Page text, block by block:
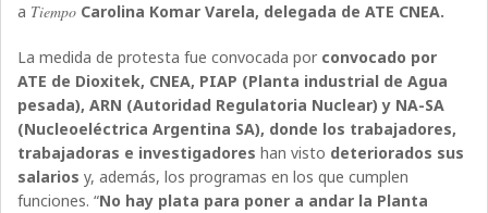
a Tiempo Carolina Komar Varela, delegada de ATE CNEA.
La medida de protesta fue convocada por convocado por
ATE de Dioxitek, CNEA, PIAP (Planta industrial de Agua
pesada), ARN (Autoridad Regulatoria Nuclear) y NA-SA
(Nucleoeléctrica Argentina SA), donde los trabajadores,
trabajadoras e investigadoreshan visto deteriorados sus
salarios y, además, los programas en los que cumplen
funciones. “No hay plata para poner a andar la Planta